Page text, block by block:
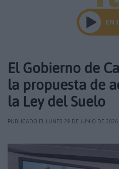
El Gobierno de
la propuesta de
la Ley del Suelo
PUBLICADO EL LUNES 29 DE JUNIO DE